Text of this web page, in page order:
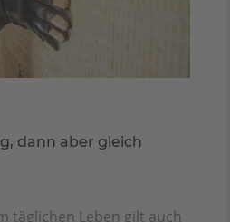
dann aber gleich
täglichen Leben gilt auch